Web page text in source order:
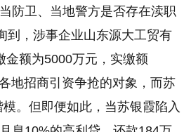
防卫、当地警方是否存在渎职
到，涉事企业山东源大工贸有
金额为5000万元，实缴额
地招商引资争抢的对象，而苏
。但即便如此，当苏银霞陷入